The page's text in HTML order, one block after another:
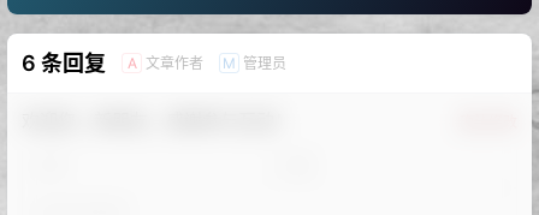
6 条回复 A 文章作者 M 管理员